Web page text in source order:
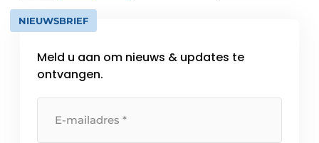
NIEUWSBRIEF
Meld u aan om nieuws & updates te
ontvangen.